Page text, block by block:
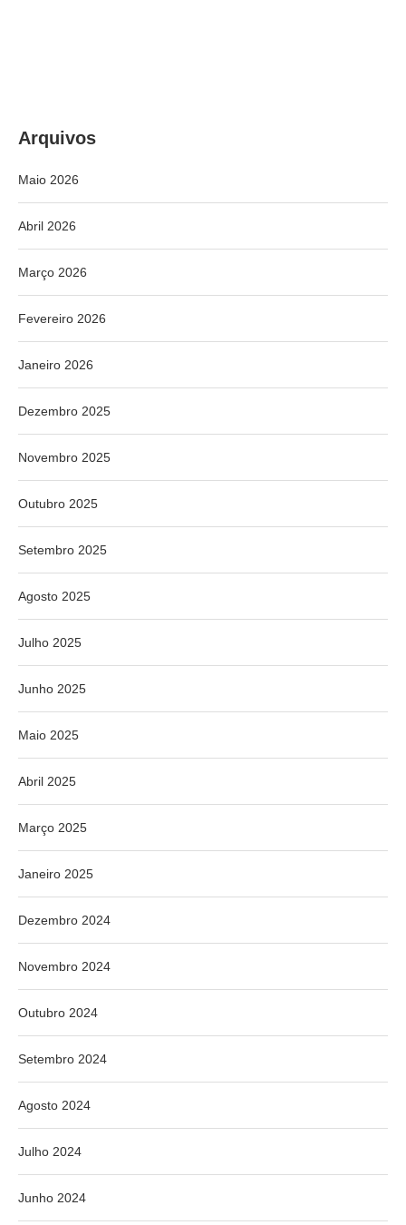
Arquivos
Maio 2026
Abril 2026
Março 2026
Fevereiro 2026
Janeiro 2026
Dezembro 2025
Novembro 2025
Outubro 2025
Setembro 2025
Agosto 2025
Julho 2025
Junho 2025
Maio 2025
Abril 2025
Março 2025
Janeiro 2025
Dezembro 2024
Novembro 2024
Outubro 2024
Setembro 2024
Agosto 2024
Julho 2024
Junho 2024